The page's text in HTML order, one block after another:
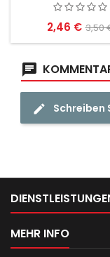
Preis
2,46 € 3,50
Schreiben
MEHR INFO